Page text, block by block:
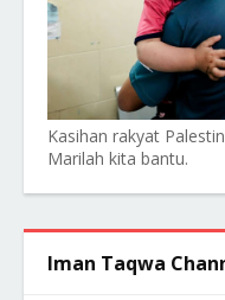
Kasihan rakyat
Marilah kita bantu.
Iman Taqwa